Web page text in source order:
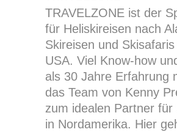
TRAVELZONE ist der
für Heliskireisen nach
Skireisen und
USA. Viel Know-how
als 30 Jahre Erfahrung
das Team von Kenny
zum idealen Partner für
in Nordamerika. Hier